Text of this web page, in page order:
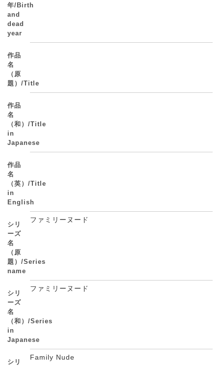
年/Birth
and
dead
year
作品
名
（原
題）/Title
作品
名
（和）/Title
in
Japanese
作品
名
（英）/Title
in
English
シリ
ーズ
名
（原
題）/Series
name
ファミリーヌード
シリ
ーズ
名
（和）/Series
in
Japanese
ファミリーヌード
シリ
Family Nude